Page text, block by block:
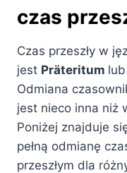
czas
Czas przeszły w
jest Präteritum
Odmiana
jest nieco inna niż
Poniżej znajduje
pełną odmianę
przeszłym dla